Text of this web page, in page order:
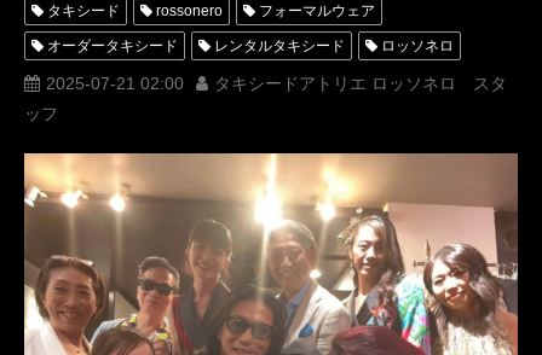
タキシード rossonero フォーマルウェア
オーダータキシード レンタルタキシード ロッソネロ
イブニングドレス 横山宗生 MUNETAKAYOKOYAMA
タキシードアトリエ ロッソネロ
Tuxedo Atelier ROSSO NERO もりさん 着物ドレス
ファッションショー カンヌ Cannes
タキシードドレス キモノドレス ONIRIQ
フォーマルウエア
2025-07-21 02:00
タキシードアトリエ ロッソネロ スタ
ッフ